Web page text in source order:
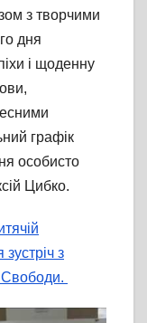
з творчими
дня
і щоденну
графік
особисто
Цибко.
зустріч з
Свободи.